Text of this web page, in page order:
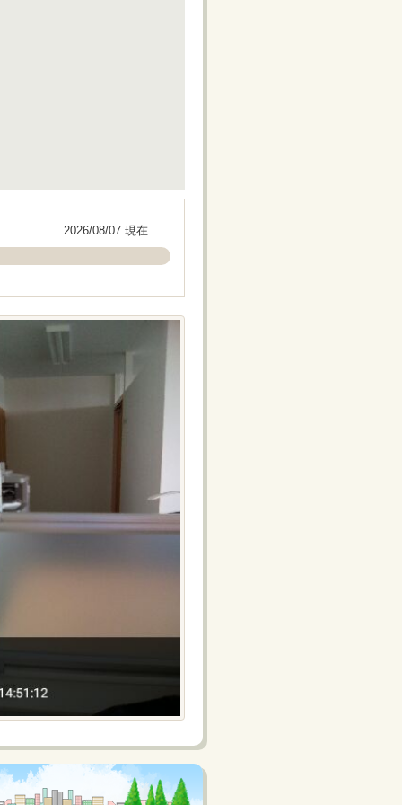
2026/08/07 現在